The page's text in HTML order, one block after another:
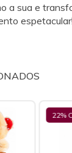
a sua e
espetacular!
11%